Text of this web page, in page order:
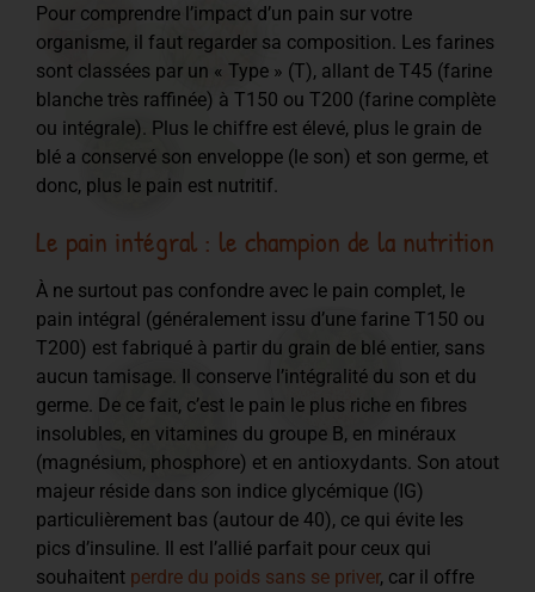
Pour comprendre l’impact d’un pain sur votre
organisme, il faut regarder sa composition. Les farines
sont classées par un « Type » (T), allant de T45 (farine
blanche très raffinée) à T150 ou T200 (farine complète
ou intégrale). Plus le chiffre est élevé, plus le grain de
blé a conservé son enveloppe (le son) et son germe, et
donc, plus le pain est nutritif.
Le pain intégral : le champion de la nutrition
À ne surtout pas confondre avec le pain complet, le
pain intégral (généralement issu d’une farine T150 ou
T200) est fabriqué à partir du grain de blé entier, sans
aucun tamisage. Il conserve l’intégralité du son et du
germe. De ce fait, c’est le pain le plus riche en fibres
insolubles, en vitamines du groupe B, en minéraux
(magnésium, phosphore) et en antioxydants. Son atout
majeur réside dans son indice glycémique (IG)
particulièrement bas (autour de 40), ce qui évite les
pics d’insuline. Il est l’allié parfait pour ceux qui
souhaitent perdre du poids sans se priver, car il offre